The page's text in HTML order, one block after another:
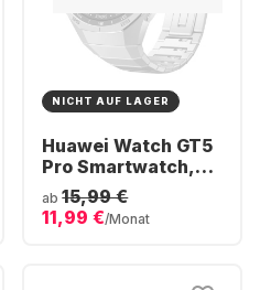
NICHT AUF LAGER
Huawei Watch GT5
Pro Smartwatch,
Titanium Case,
46mm
ab 15,99 €
11,99 €/Monat